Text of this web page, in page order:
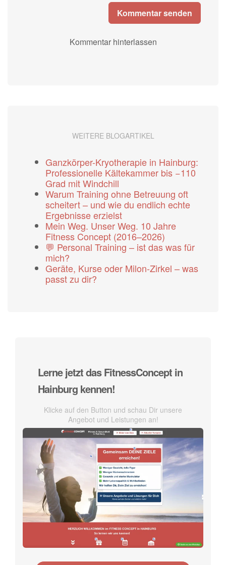
Kommentar senden
Kommentar hinterlassen
WEITERE BLOGARTIKEL
Ganzkörper-Kryotherapie in Hainburg:
Professionelle Kältekammer bis −110
Grad mit Windchill
Warum Training ohne Betreuung oft
scheitert – und wie du endlich echte
Ergebnisse erzielst
Mein Weg. Unser Weg. 10 Jahre
Fitness Concept (2016–2026)
💬 Personal Training – ist das was für
mich?
Geräte, Kurse oder Milon-Zirkel – was
passt zu dir?
Lerne jetzt das FitnessConcept in
Hainburg kennen!
Klicke auf den Button und schau Dir unsere
Angebot und Leistungen an!